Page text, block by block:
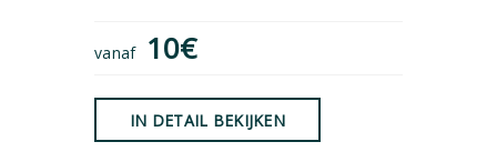
vanaf 10€
IN DETAIL BEKIJKEN